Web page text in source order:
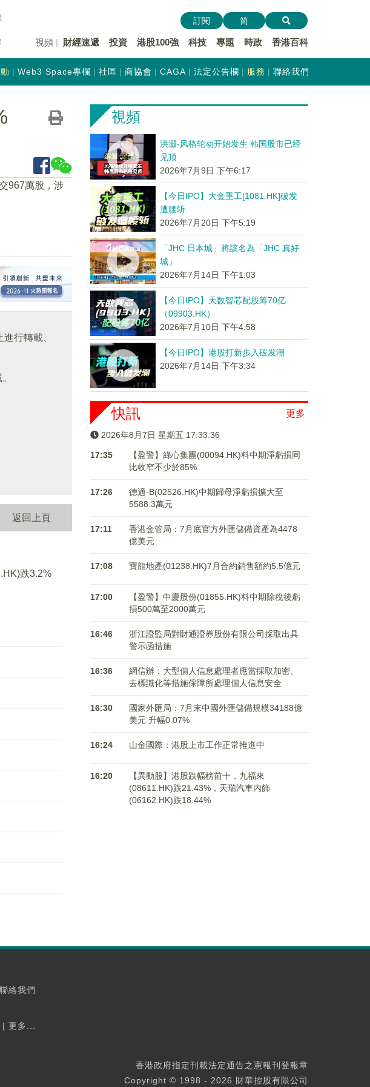
視頻 財經速遞 投資 港股100強 科技 專題 時政 香港百科
訂閱 简
Web3 Space專欄 社區 商協會 CAGA 法定公告欄 服務 聯絡我們
967萬股，涉
行轉載、
返回上頁
跌3.2%
視頻
洪灏-风格轮动开始发生 韩国股市已经
见顶
2026年7月9日 下午6:17
【今日IPO】大金重工[1081.HK]破发
遭腰斩
2026年7月20日 下午5:19
「JHC 日本城」將該名為「JHC 真好
城」
2026年7月14日 下午1:03
【今日IPO】天数智芯配股筹70亿
（09903.HK）
2026年7月10日 下午4:58
【今日IPO】港股打新步入破发潮
2026年7月14日 下午3:34
更多
快訊
2026年8月7日 星期五 17:33:36
17:35
【盈警】綠心集團(00094.HK)料中期淨虧損同
比收窄不少於85%
17:26
德適-B(02526.HK)中期歸母淨虧損擴大至
5588.3萬元
17:11
香港金管局：7月底官方外匯儲備資產為4478
億美元
17:08 寶龍地產(01238.HK)7月合約銷售額約5.5億元
17:00
【盈警】中慶股份(01855.HK)料中期除稅後虧
損500萬至2000萬元
16:46
浙江證監局對財通證券股份有限公司採取出具
警示函措施
16:36
網信辦：大型個人信息處理者應當採取加密、
去標識化等措施保障所處理個人信息安全
16:30
國家外匯局：7月末中國外匯儲備規模34188億
美元 升幅0.07%
16:24 山金國際：港股上市工作正常推進中
16:20
【異動股】港股跌幅榜前十，九福來
(08611.HK)跌21.43%，天瑞汽車内飾
(06162.HK)跌18.44%
聯絡我們
| 更多...
香港政府指定刊載法定通告之憲報刊登報章
Copyright © 1998 - 2026 財華控股有限公司